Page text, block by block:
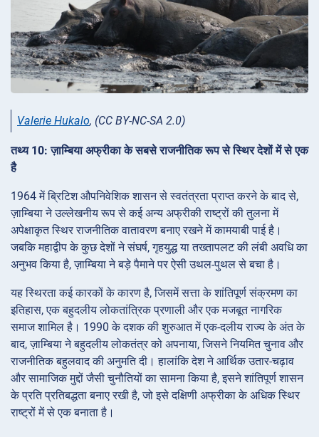
Valerie Hukalo, (CC BY-NC-SA 2.0)
तथ्य 10: ज़ाम्बिया अफ्रीका के सबसे राजनीतिक रूप से स्थिर देशों में से एक
है
1964 में ब्रिटिश औपनिवेशिक शासन से स्वतंत्रता प्राप्त करने के बाद से,
ज़ाम्बिया ने उल्लेखनीय रूप से कई अन्य अफ्रीकी राष्ट्रों की तुलना में
अपेक्षाकृत स्थिर राजनीतिक वातावरण बनाए रखने में कामयाबी पाई है।
जबकि महाद्वीप के कुछ देशों ने संघर्ष, गृहयुद्ध या तख्तापलट की लंबी अवधि का
अनुभव किया है, ज़ाम्बिया ने बड़े पैमाने पर ऐसी उथल-पुथल से बचा है।
यह स्थिरता कई कारकों के कारण है, जिसमें सत्ता के शांतिपूर्ण संक्रमण का
इतिहास, एक बहुदलीय लोकतांत्रिक प्रणाली और एक मजबूत नागरिक
समाज शामिल है। 1990 के दशक की शुरुआत में एक-दलीय राज्य के अंत के
बाद, ज़ाम्बिया ने बहुदलीय लोकतंत्र को अपनाया, जिसने नियमित चुनाव और
राजनीतिक बहुलवाद की अनुमति दी। हालांकि देश ने आर्थिक उतार-चढ़ाव
और सामाजिक मुद्दों जैसी चुनौतियों का सामना किया है, इसने शांतिपूर्ण शासन
के प्रति प्रतिबद्धता बनाए रखी है, जो इसे दक्षिणी अफ्रीका के अधिक स्थिर
राष्ट्रों में से एक बनाता है।